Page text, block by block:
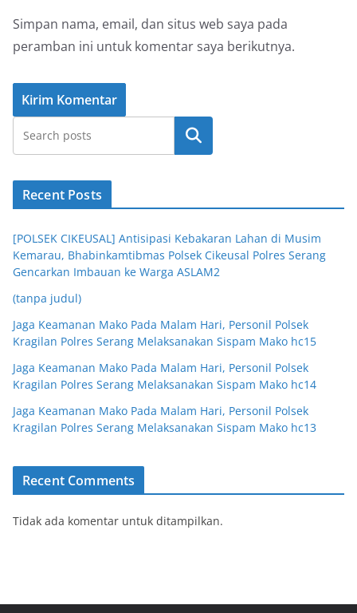
Simpan nama, email, dan situs web saya pada
peramban ini untuk komentar saya berikutnya.
Cari
Recent Posts
[POLSEK CIKEUSAL] Antisipasi Kebakaran Lahan di Musim
Kemarau, Bhabinkamtibmas Polsek Cikeusal Polres Serang
Gencarkan Imbauan ke Warga ASLAM2
(tanpa judul)
Jaga Keamanan Mako Pada Malam Hari, Personil Polsek
Kragilan Polres Serang Melaksanakan Sispam Mako hc15
Jaga Keamanan Mako Pada Malam Hari, Personil Polsek
Kragilan Polres Serang Melaksanakan Sispam Mako hc14
Jaga Keamanan Mako Pada Malam Hari, Personil Polsek
Kragilan Polres Serang Melaksanakan Sispam Mako hc13
Recent Comments
Tidak ada komentar untuk ditampilkan.